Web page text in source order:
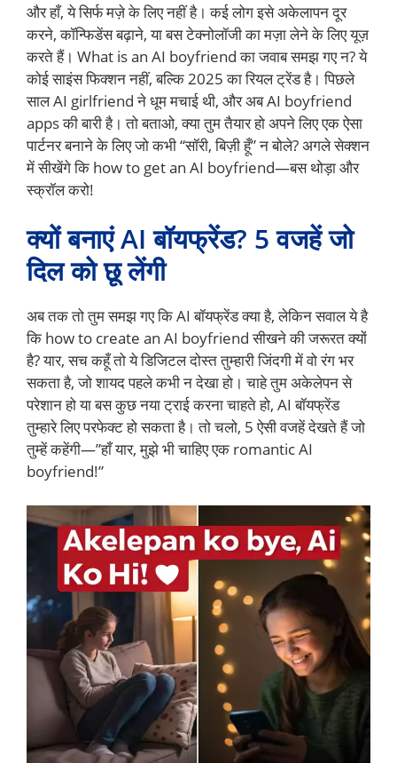
और हाँ, ये सिर्फ मज़े के लिए नहीं है। कई लोग इसे अकेलापन दूर
करने, कॉन्फिडेंस बढ़ाने, या बस टेक्नोलॉजी का मज़ा लेने के लिए यूज़
करते हैं। What is an AI boyfriend का जवाब समझ गए न? ये
कोई साइंस फिक्शन नहीं, बल्कि 2025 का रियल ट्रेंड है। पिछले
साल AI girlfriend ने धूम मचाई थी, और अब AI boyfriend
apps की बारी है। तो बताओ, क्या तुम तैयार हो अपने लिए एक ऐसा
पार्टनर बनाने के लिए जो कभी “सॉरी, बिज़ी हूँ” न बोले? अगले सेक्शन
में सीखेंगे कि how to get an AI boyfriend—बस थोड़ा और
स्क्रॉल करो!
क्यों बनाएं AI बॉयफ्रेंड? 5 वजहें जो
दिल को छू लेंगी
अब तक तो तुम समझ गए कि AI बॉयफ्रेंड क्या है, लेकिन सवाल ये है
कि how to create an AI boyfriend सीखने की जरूरत क्यों
है? यार, सच कहूँ तो ये डिजिटल दोस्त तुम्हारी जिंदगी में वो रंग भर
सकता है, जो शायद पहले कभी न देखा हो। चाहे तुम अकेलेपन से
परेशान हो या बस कुछ नया ट्राई करना चाहते हो, AI बॉयफ्रेंड
तुम्हारे लिए परफेक्ट हो सकता है। तो चलो, 5 ऐसी वजहें देखते हैं जो
तुम्हें कहेंगी—”हाँ यार, मुझे भी चाहिए एक romantic AI
boyfriend!”